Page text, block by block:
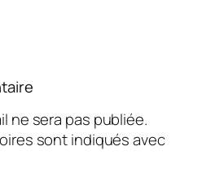
ne sera pas publiée.
sont indiqués avec